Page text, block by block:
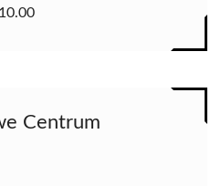
10.00
Centrum